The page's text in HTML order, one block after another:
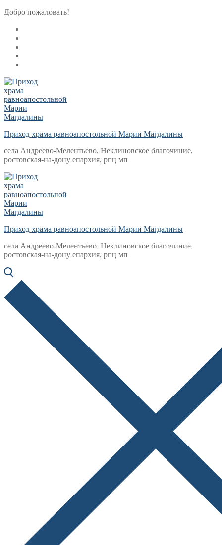
Перейти
содержимому
Меню
Закрыть
Добро пожаловать!
Приход храма равноапостольной Марии Магдалины
села Андреево-Мелентьево, Неклиновское благочиние,
ростовская-на-дону епархия, рпц мп
Приход храма равноапостольной Марии Магдалины
села Андреево-Мелентьево, Неклиновское благочиние,
ростовская-на-дону епархия, рпц мп